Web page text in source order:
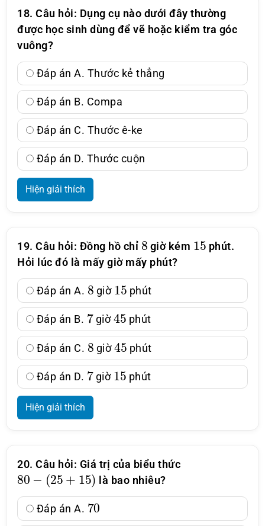
18. Câu hỏi: Dụng cụ nào dưới đây thường
được học sinh dùng để vẽ hoặc kiểm tra góc
vuông?
Đáp án A. Thước kẻ thẳng
Đáp án B. Compa
Đáp án C. Thước ê-ke
Đáp án D. Thước cuộn
Hiện giải thích
19. Câu hỏi: Đồng hồ chỉ
8
giờ kém
15
phút.
Hỏi lúc đó là mấy giờ mấy phút?
Đáp án A.
8
giờ
15
phút
Đáp án B.
7
giờ
45
phút
Đáp án C.
8
giờ
45
phút
Đáp án D.
7
giờ
15
phút
Hiện giải thích
20. Câu hỏi: Giá trị của biểu thức
80 −(25+15)
là bao nhiêu?
Đáp án A.
70